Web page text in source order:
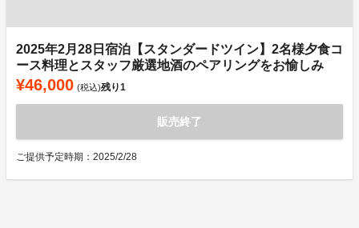
2025年2月28日宿泊【スタンダードツイン】2名様夕食コ
ース料理とスタッフ厳選地酒のペアリングをお愉しみ
¥46,000 (税込)残り1
販売終了
ご提供予定時期：2025/2/28